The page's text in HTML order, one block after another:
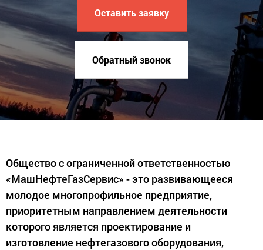
Оставить заявку
Обратный звонок
Общество с ограниченной ответственностью
«МашНефтеГазСервис» - это развивающееся
молодое многопрофильное предприятие,
приоритетным направлением деятельности
которого является проектирование и
изготовление нефтегазового оборудования,